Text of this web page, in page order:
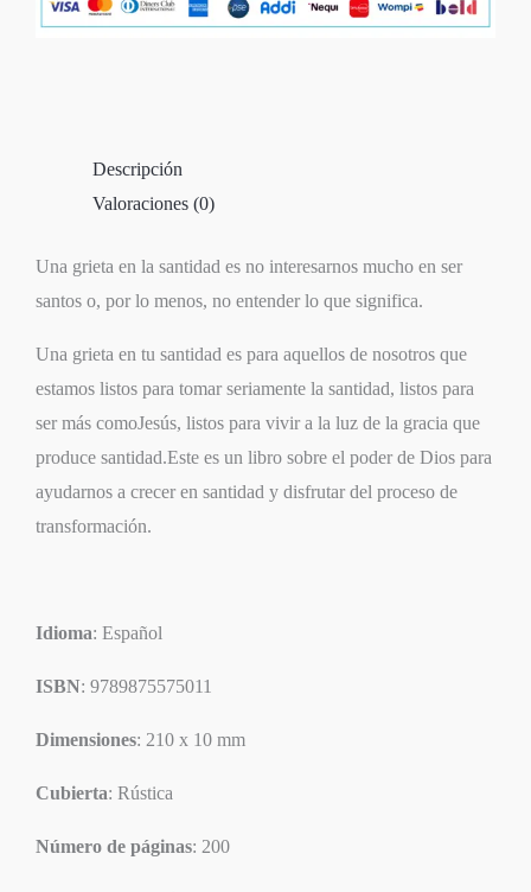
Descripción
Valoraciones (0)
Una grieta en la santidad es no interesarnos mucho en ser
santos o, por lo menos, no entender lo que significa.
Una grieta en tu santidad es para aquellos de nosotros que
estamos listos para tomar seriamente la santidad, listos para
ser más comoJesús, listos para vivir a la luz de la gracia que
produce santidad.Este es un libro sobre el poder de Dios para
ayudarnos a crecer en santidad y disfrutar del proceso de
transformación.
Idioma: Español
ISBN: 9789875575011
Dimensiones: 210 x 10 mm
Cubierta: Rústica
Número de páginas: 200